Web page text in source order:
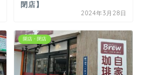
閉店】
2024年3月28日
開店・閉店